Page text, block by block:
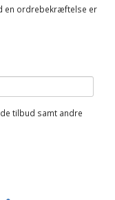
en ordrebekræftelse er
tilbud samt andre